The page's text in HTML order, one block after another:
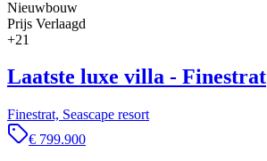
Nieuwbouw
Prijs Verlaagd
+21
Laatste luxe villa - Finestrat
Finestrat, Seascape resort
€ 799.900